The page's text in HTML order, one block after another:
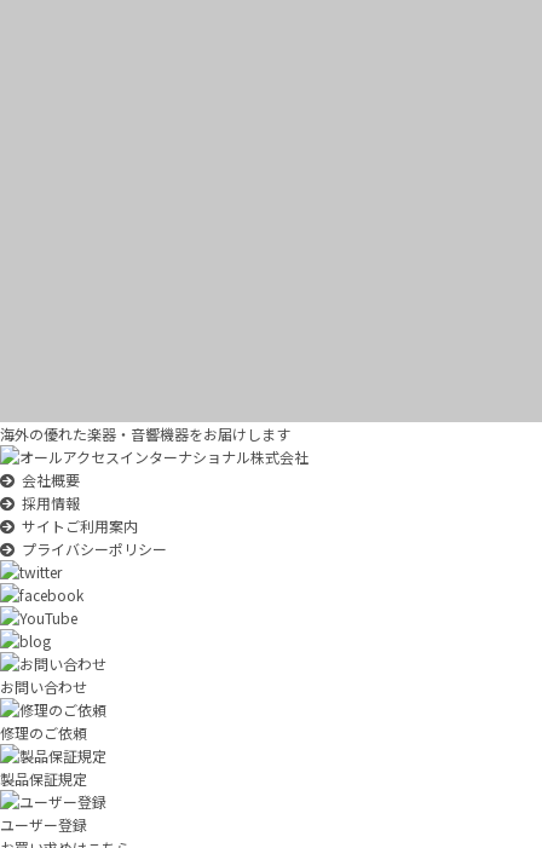
海外の優れた楽器・音響機器をお届けします
会社概要
採用情報
サイトご利用案内
プライバシーポリシー
お問い合わせ
修理のご依頼
製品保証規定
ユーザー登録